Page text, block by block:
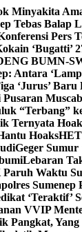
Minyakita
Tebas Balap
Pers
‘Bugatti’
BUMN-
Antara
‘Jurus’
“Terbang”
Ternyata
Hoaks
Geger Sumur
Lebaran
Waktu
‘Teraktif’
VVIP
Pangkat, Yang